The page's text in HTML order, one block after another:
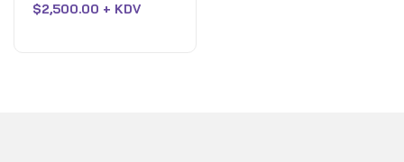
aldı
$2,500.00 + KDV